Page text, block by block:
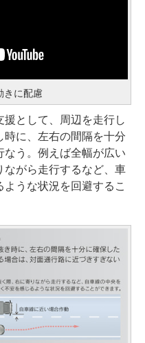
きに配慮
として、周辺を走行し
時に、左右の間隔を十分
なう。例えば全幅が広い
ながら走行するなど、車
うな状況を回避するこ